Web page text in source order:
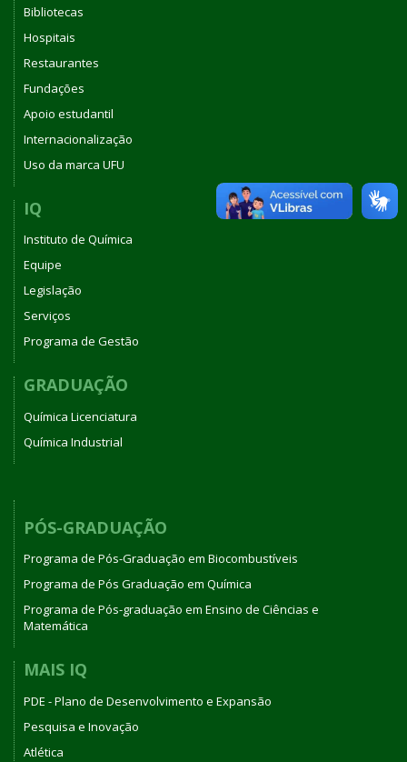
Bibliotecas
Hospitais
Restaurantes
Fundações
Apoio estudantil
Internacionalização
Uso da marca UFU
IQ
Instituto de Química
Equipe
Legislação
Serviços
Programa de Gestão
GRADUAÇÃO
Química Licenciatura
Química Industrial
PÓS-GRADUAÇÃO
Programa de Pós-Graduação em Biocombustíveis
Programa de Pós Graduação em Química
Programa de Pós-graduação em Ensino de Ciências e
Matemática
MAIS IQ
PDE - Plano de Desenvolvimento e Expansão
Pesquisa e Inovação
Atlética